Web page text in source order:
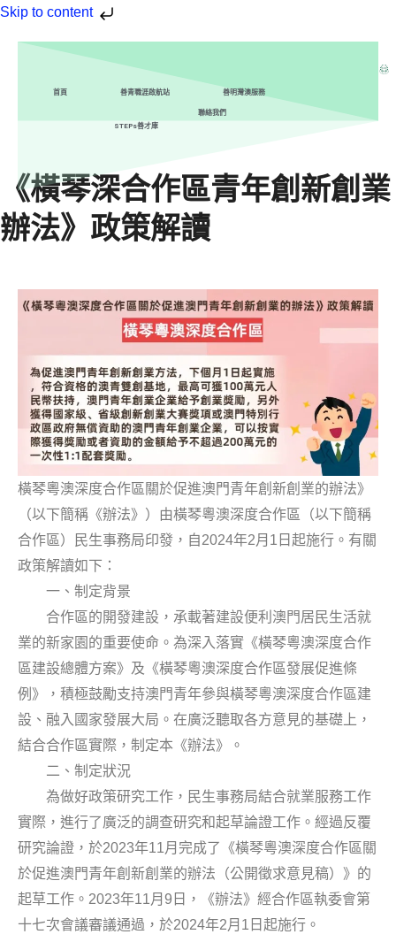
Skip to content
首頁 善青職涯啟航站 善明灣澳服務
STEPs善才庫
聯絡我們
《橫琴深合作區青年創新創業
辦法》政策解讀
橫琴粵澳深度合作區關於促進澳門青年創新創業的辦法》
（以下簡稱《辦法》）由橫琴粵澳深度合作區（以下簡稱
合作區）民生事務局印發，自2024年2月 1 日起施行。有關
政策解讀如下：
一、制定背景
合作區的開發建設，承載著建設便利澳門居民生活就
業的新家園的重要使命。為深入落實《橫琴粵澳深度合作
區建設總體方案》及《橫琴粵澳深度合作區發展促進條
例》，積極鼓勵支持澳門青年參與橫琴粵澳深度合作區建
設、融入國家發展大局。在廣泛聽取各方意見的基礎上，
結合合作區實際，制定本《辦法》。
二、制定狀況
為做好政策研究工作，民生事務局結合就業服務工作
實際，進行了廣泛的調查研究和起草論證工作。經過反覆
研究論證，於2023年11月完成了《橫琴粵澳深度合作區關
於促進澳門青年創新創業的辦法（公開徵求意見稿）》的
起草工作。 2023年11月 9 日，《辦法》經合作區執委會第
十七次會議審議通過，於2024年2月 1 日起施行。